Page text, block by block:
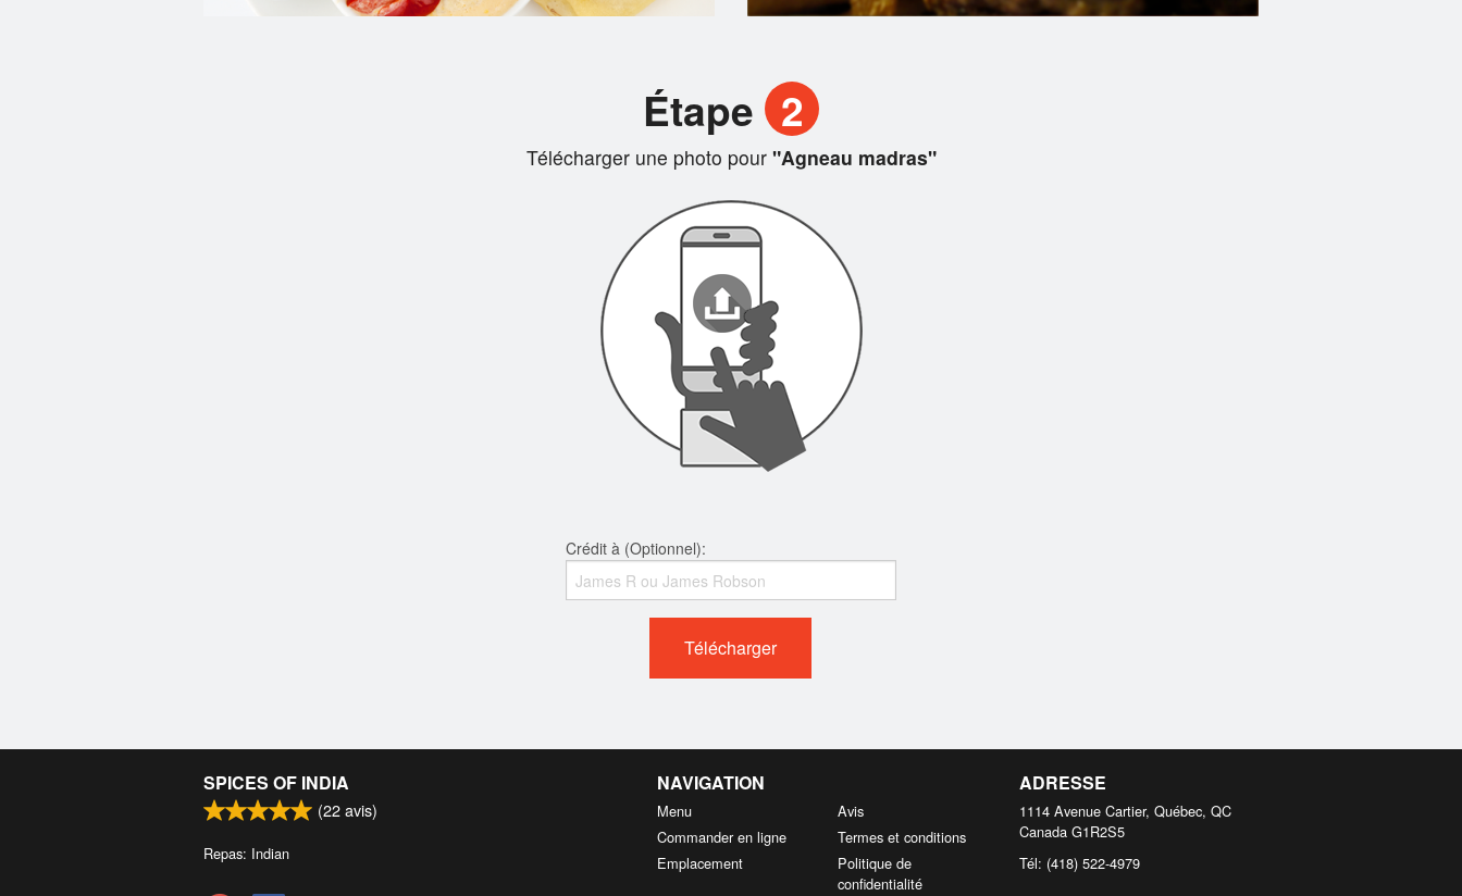
Étape 2
Télécharger une photo pour"Agneau madras"
Crédit à (Optionnel):
Télécharger
SPICES OF INDIA
(22avis)
Repas: Indian
NAVIGATION
Menu
Commander en ligne
Emplacement
Avis
Termes et conditions
Politique de
confidentialité
ADRESSE
1114 Avenue Cartier, Québec, QC
Canada G1R2S5
Tél: (418) 522-4979